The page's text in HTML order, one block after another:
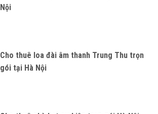
Nội
Cho thuê loa đài âm thanh Trung Thu trọn
gói tại Hà Nội